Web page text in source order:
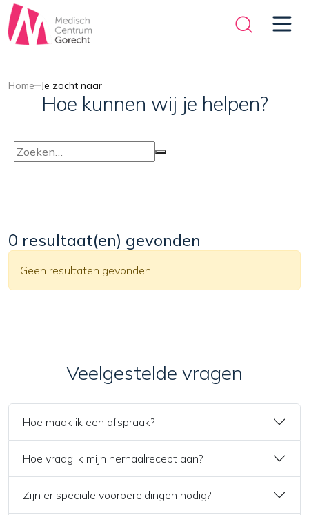
Home Je zocht naar
Hoe kunnen wij je helpen?
0 resultaat(en) gevonden
Geen resultaten gevonden.
Veelgestelde vragen
Hoe maak ik een afspraak?
Hoe vraag ik mijn herhaalrecept aan?
Zijn er speciale voorbereidingen nodig?